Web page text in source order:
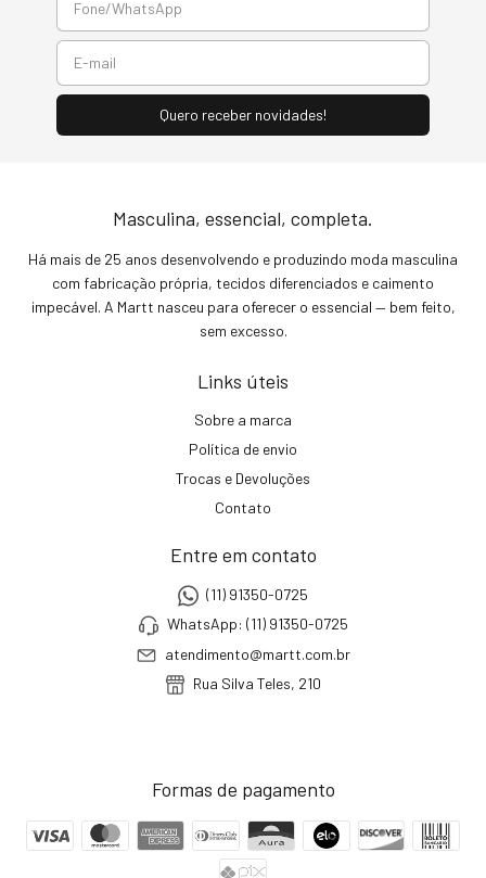
Masculina, essencial, completa.
Há mais de 25 anos desenvolvendo e produzindo moda masculina
com fabricação própria, tecidos diferenciados e caimento
impecável. A Martt nasceu para oferecer o essencial — bem feito,
sem excesso.
Links úteis
Sobre a marca
Política de envio
Trocas e Devoluções
Contato
Entre em contato
(11) 91350-0725
WhatsApp: (11) 91350-0725
atendimento@martt.com.br
Rua Silva Teles, 210
Formas de pagamento